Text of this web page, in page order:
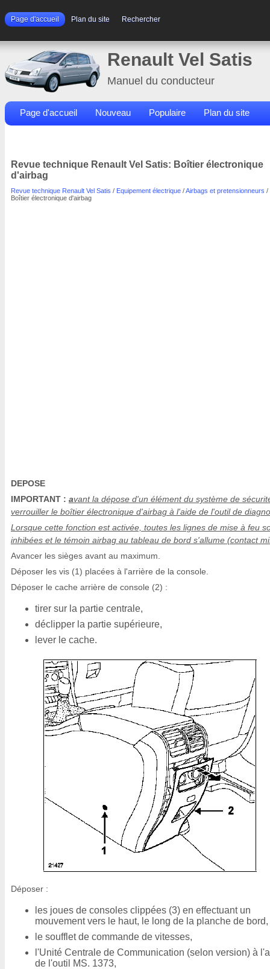
Page d'accueil Plan du site Rechercher
Renault Vel Satis
Manuel du conducteur
Page d'accueil Nouveau Populaire Plan du site
Revue technique Renault Vel Satis: Boîtier électronique
d'airbag
Revue technique Renault Vel Satis / Equipement électrique /Airbags et pretensionneurs /
Boîtier électronique d'airbag
DEPOSE
IMPORTANT : avant la dépose d'un élément du système de
verrouiller le boîtier électronique d'airbag à l'aide de l'outil de
Lorsque cette fonction est activée, toutes les lignes de mise à feu
inhibées et le témoin airbag au tableau de bord s'allume (contact
Avancer les sièges avant au maximum.
Déposer les vis (1) placées à l'arrière de la console.
Déposer le cache arrière de console (2) :
tirer sur la partie centrale,
déclipper la partie supérieure,
lever le cache.
Déposer :
les joues de consoles clippées (3) en effectuant un
mouvement vers le haut, le long de la planche de bord,
le soufflet de commande de vitesses,
l'Unité Centrale de Communication (selon version) à
de l'outil MS. 1373,